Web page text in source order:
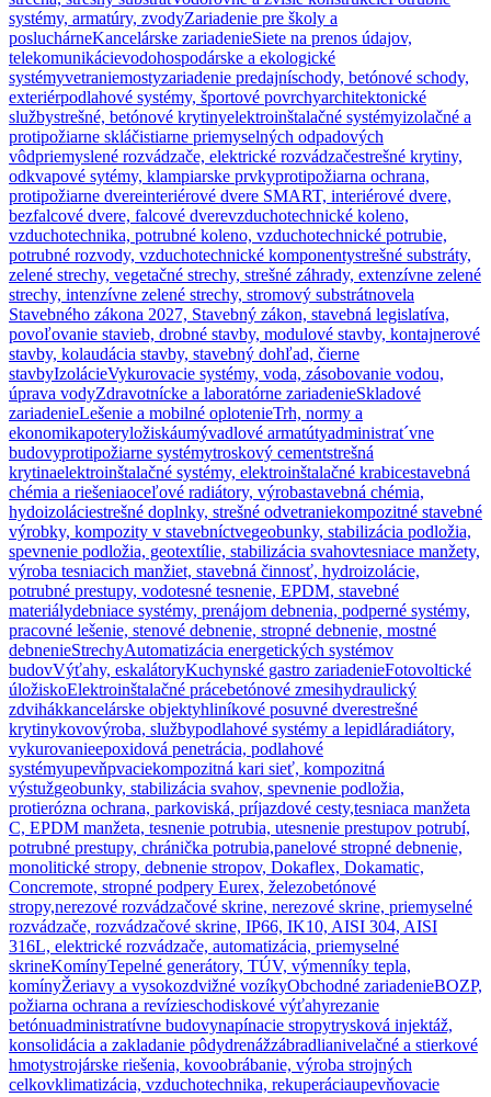
systémy, armatúry, zvodyZariadenie pre školy a
posluchárneKancelárske zariadenieSiete na prenos údajov,
telekomunikácievodohospodárske a ekologické
systémyvetraniemostyzariadenie predajníschody, betónové schody,
exteriérpodlahové systémy, športové povrchyarchitektonické
službystrešné, betónové krytinyelektroinštalačné systémyizolačné a
protipožiarne skláčistiarne priemyselných odpadových
vôdpriemyslené rozvádzače, elektrické rozvádzačestrešné krytiny,
odkvapové sytémy, klampiarske prvkyprotipožiarna ochrana,
protipožiarne dvereinteriérové dvere SMART, interiérové dvere,
bezfalcové dvere, falcové dverevzduchotechnické koleno,
vzduchotechnika, potrubné koleno, vzduchotechnické potrubie,
potrubné rozvody, vzduchotechnické komponentystrešné substráty,
zelené strechy, vegetačné strechy, strešné záhrady, extenzívne zelené
strechy, intenzívne zelené strechy, stromový substrátnovela
Stavebného zákona 2027, Stavebný zákon, stavebná legislatíva,
povoľovanie stavieb, drobné stavby, modulové stavby, kontajnerové
stavby, kolaudácia stavby, stavebný dohľad, čierne
stavbyIzolácieVykurovacie systémy, voda, zásobovanie vodou,
úprava vodyZdravotnícke a laboratórne zariadenieSkladové
zariadenieLešenie a mobilné oplotenieTrh, normy a
ekonomikapoteryložiskáumývadlové armatútyadministrat´vne
budovyprotipožiarne systémytroskový cementstrešná
krytinaelektroinštalačné systémy, elektroinštalačné krabicestavebná
chémia a riešeniaoceľové radiátory, výrobastavebná chémia,
hydoizoláciestrešné doplnky, strešné odvetraniekompozitné stavebné
výrobky, kompozity v stavebníctvegeobunky, stabilizácia podložia,
spevnenie podložia, geotextílie, stabilizácia svahovtesniace manžety,
výroba tesniacich manžiet, stavebná činnosť, hydroizolácie,
potrubné prestupy, vodotesné tesnenie, EPDM, stavebné
materiálydebniace systémy, prenájom debnenia, podperné systémy,
pracovné lešenie, stenové debnenie, stropné debnenie, mostné
debnenieStrechyAutomatizácia energetických systémov
budovVýťahy, eskalátoryKuchynské gastro zariadenieFotovoltické
úložiskoElektroinštalačné prácebetónové zmesihydraulický
zdvihákkancelárske objektyhliníkové posuvné dverestrešné
krytinykovovýroba, službypodlahové systémy a lepidláradiátory,
vykurovanieepoxidová penetrácia, podlahové
systémyupevňpvaciekompozitná kari sieť, kompozitná
výstužgeobunky, stabilizácia svahov, spevnenie podložia,
protierózna ochrana, parkoviská, príjazdové cesty,tesniaca manžeta
C, EPDM manžeta, tesnenie potrubia, utesnenie prestupov potrubí,
potrubné prestupy, chránička potrubia,panelové stropné debnenie,
monolitické stropy, debnenie stropov, Dokaflex, Dokamatic,
Concremote, stropné podpery Eurex, železobetónové
stropy,nerezové rozvádzačové skrine, nerezové skrine, priemyselné
rozvádzače, rozvádzačové skrine, IP66, IK10, AISI 304, AISI
316L, elektrické rozvádzače, automatizácia, priemyselné
skrineKomínyTepelné generátory, TÚV, výmenníky tepla,
komínyŽeriavy a vysokozdvižné vozíkyObchodné zariadenieBOZP,
požiarna ochrana a revízieschodiskové výťahyrezanie
betónuadministratívne budovynapínacie stropytrysková injektáž,
konsolidácia a zakladanie pôdydrenážzábradlianivelačné a stierkové
hmotystrojárske riešenia, kovoobrábanie, výroba strojných
celkovklimatizácia, vzduchotechnika, rekuperáciaupevňovacie